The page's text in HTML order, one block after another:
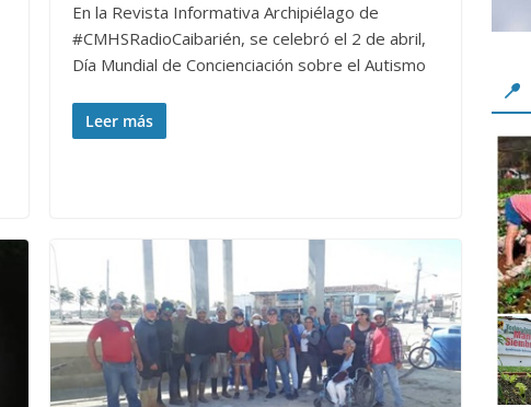
En la Revista Informativa Archipiélago de
#CMHSRadioCaibarién, se celebró el 2 de abril,
Día Mundial de Concienciación sobre el Autismo
Leer más